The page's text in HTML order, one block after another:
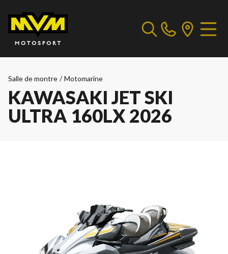
Salle de montre / Motomarine
KAWASAKI JET SKI
ULTRA 160LX 2026